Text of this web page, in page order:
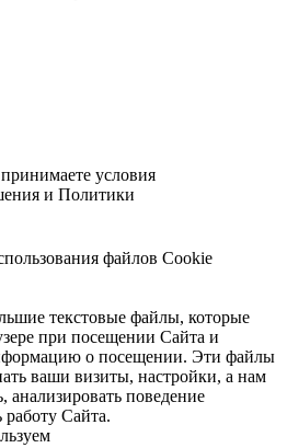
условия
и Политики
файлов Cookie
текстовые файлы, которые
при посещении Сайта и
о посещении. Эти файлы
ваши визиты, настройки, а нам
поведение
работу Сайта.